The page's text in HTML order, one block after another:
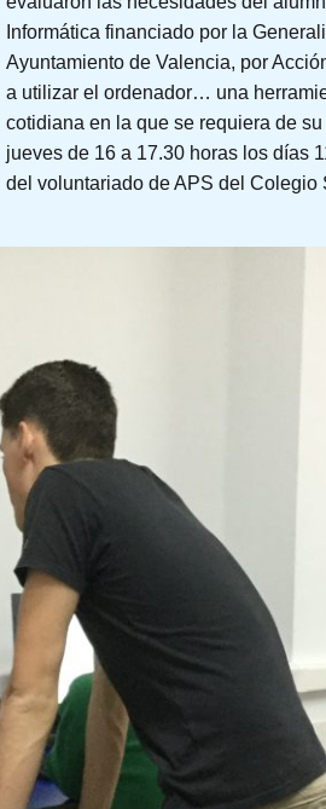
Informática financiado por la
Ayuntamiento de Valencia, por
a utilizar el ordenador… una
cotidiana en la que se requiera de
jueves de 16 a 17.30 horas los días
del voluntariado de APS del Colegio